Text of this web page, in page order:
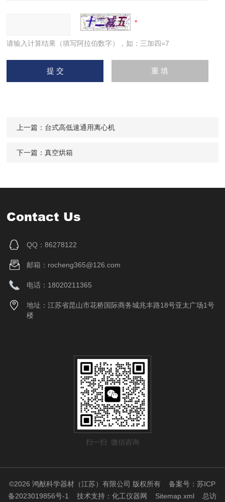
请输入计算结果（填写阿拉伯数字），如：三加四=7
上一篇： 台式高低速通用离心机
下一篇：真空烘箱
Contact Us
QQ：86278122
邮箱：rocheng365@126.com
电话：18020211365
地址：江苏省昆山市花桥国际商务城兆丰路18号亚太广场1号
楼
扫一扫 微信咨询
©2026 鸿猷科学器材（江苏）有限公司 版权所有备案号：苏ICP
备2023019856号-1
技术支持：化工仪器网 Sitemap.xml 总访